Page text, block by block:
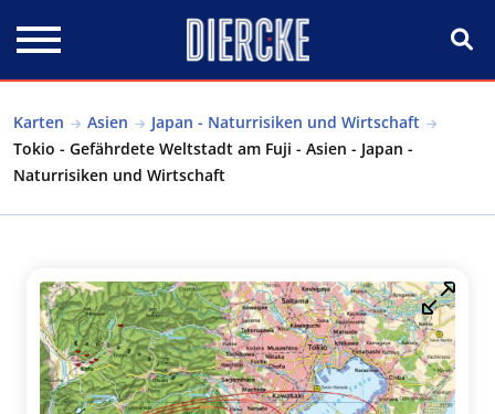
Karten Asien
Japan - Naturrisiken und Wirtschaft
Tokio - Gefährdete Weltstadt am Fuji - Asien - Japan -
Naturrisiken und Wirtschaft